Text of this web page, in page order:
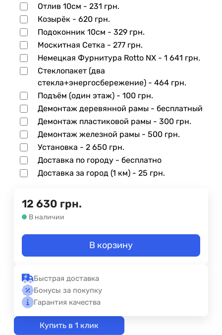
Отлив 10см - 231 грн.
Козырёк - 620 грн.
Подоконник 10см - 329 грн.
Москитная Сетка - 277 грн.
Немецкая Фурнитура Rotto NX - 1 641 грн.
Стеклопакет (два
стекла+энергосбережение) - 464 грн.
Подъём (один этаж) - 100 грн.
Демонтаж деревянной рамы - бесплатный
Демонтаж пластиковой рамы - 300 грн.
Демонтаж железной рамы - 500 грн.
Установка - 2 650 грн.
Доставка по городу - бесплатно
Доставка за город (1 км) - 25 грн.
12 630 грн.
В наличии
В корзину
Быстрая доставка
Бонусы за покупку
Гарантия качества
Купить в 1 клик